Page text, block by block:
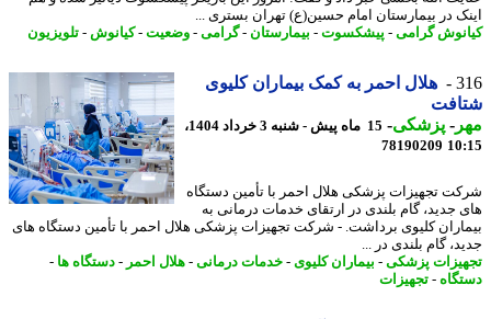
در بیمارستان امام حسین(ع) تهران بستری ...
گرامی -پیشکسوت-بیمارستان-گرامی -وضعیت-کیانوش-تلویزیون
هلال احمر به کمک بیماران کلیوی
-پزشکی-
15 ماه پیش - شنبه 3 خرداد 1404،
78190209
تجهیزات پزشکی هلال احمر با تأمین دستگاه
جدید، گام بلندی در ارتقای خدمات درمانی به
کلیوی برداشت. - شرکت تجهیزات پزشکی هلال احمر با تأمین دستگاه های
گام بلندی در ...
پزشکی-بیماران کلیوی-خدمات درمانی-هلال احمر -دستگاه ها-
-تجهیزات